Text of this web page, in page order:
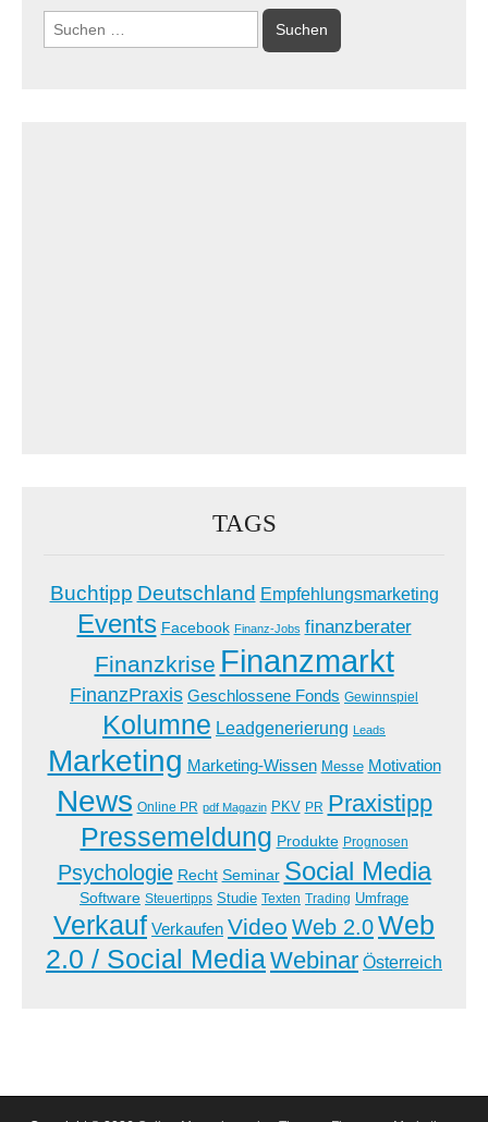
Suchen
nach:
TAGS
Buchtipp Deutschland Empfehlungsmarketing
Events Facebook Finanz-Jobs finanzberater
Finanzkrise Finanzmarkt
FinanzPraxis Geschlossene Fonds Gewinnspiel
Kolumne Leadgenerierung Leads
Marketing Marketing-Wissen Messe Motivation
News Online PR pdf Magazin PKV PR Praxistipp
Pressemeldung Produkte Prognosen
Psychologie Recht Seminar Social Media
Software Steuertipps Studie Texten Trading Umfrage
Verkauf Verkaufen Video Web 2.0Web
2.0 / Social MediaWebinar Österreich